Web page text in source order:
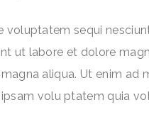
sequi
ut labore et dolore
aliqua. Ut enim ad
volu ptatem quia